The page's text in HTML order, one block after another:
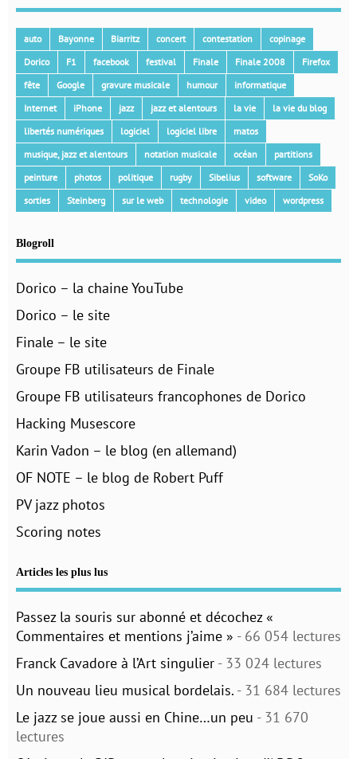
auto Bayonne Biarritz concert contestation
copinage
Dorico
F1 facebook festival Finale Finale 2008
Firefox
fête
Google gravure musicale humour
informatique
Internet
iPhone jazz jazz et alentours la vie
la vie du blog
libertés numériques
logiciel logiciel libre
matos
musique, jazz et alentours
notation musicale océan
partitions
peinture
photos politique rugby Sibelius software
SoKo
sorties
Steinberg sur le web technologie video wordpress
Blogroll
Dorico – la chaine YouTube
Dorico – le site
Finale – le site
Groupe FB utilisateurs de Finale
Groupe FB utilisateurs francophones de Dorico
Hacking Musescore
Karin Vadon – le blog (en allemand)
OF NOTE – le blog de Robert Puff
PV jazz photos
Scoring notes
Articles les plus lus
Passez la souris sur abonné et décochez «
Commentaires et mentions j’aime » - 66 054 lectures
Franck Cavadore à l’Art singulier - 33 024 lectures
Un nouveau lieu musical bordelais. - 31 684 lectures
Le jazz se joue aussi en Chine…un peu - 31 670
lectures